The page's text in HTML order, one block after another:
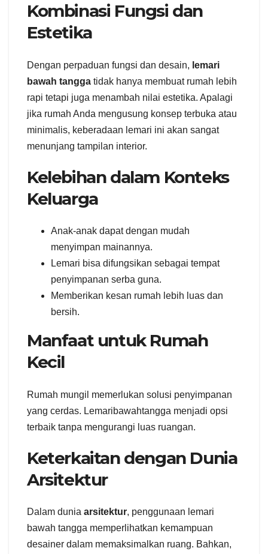
Kombinasi Fungsi dan
Estetika
Dengan perpaduan fungsi dan desain, lemari
bawah tangga tidak hanya membuat rumah lebih
rapi tetapi juga menambah nilai estetika. Apalagi
jika rumah Anda mengusung konsep terbuka atau
minimalis, keberadaan lemari ini akan sangat
menunjang tampilan interior.
Kelebihan dalam Konteks
Keluarga
Anak-anak dapat dengan mudah
menyimpan mainannya.
Lemari bisa difungsikan sebagai tempat
penyimpanan serba guna.
Memberikan kesan rumah lebih luas dan
bersih.
Manfaat untuk Rumah
Kecil
Rumah mungil memerlukan solusi penyimpanan
yang cerdas. Lemaribawahtangga menjadi opsi
terbaik tanpa mengurangi luas ruangan.
Keterkaitan dengan Dunia
Arsitektur
Dalam dunia arsitektur, penggunaan lemari
bawah tangga memperlihatkan kemampuan
desainer dalam memaksimalkan ruang. Bahkan,